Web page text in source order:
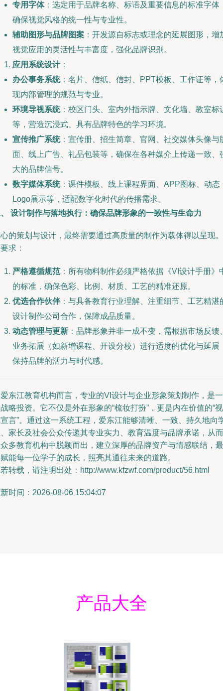
专用字体：选定用于品牌名称、标语及重要信息的标准字体
确保视觉风格的统一性与专业性。
辅助图形与品牌图案 ：开发源自标志或理念的延展图形，增
视觉应用的灵活性与丰富度，强化品牌识别。
应用系统设计：
办公事务系统：名片、信纸、信封、PPT模板、工作证等，
现内部管理的规范与专业。
环境导视系统：校区门头、室内外指示牌、文化墙、教室标
等，营造沉浸式、具有品牌特色的学习环境。
宣传推广系统：宣传册、招生简章、官网、社交媒体头像与
面、线上广告、礼品包装等，确保在各种媒介上传递一致、
大的品牌信号。
数字媒体系统：课件模板、线上课程界面、APP图标、动态
Logo展示等，适配数字化时代的传播需求。
设计制作与落地执行：确保品牌形象的一致性与生命力
的策划与设计，最终需要通过高质量的制作为载体得以呈现。
求：
严格遵循规范：所有物料制作必须严格依据《VI设计手册》
的标准，确保色彩、比例、材质、工艺的精准还原。
优选合作伙伴：与具备教育行业理解、注重细节、工艺精湛
设计制作公司合作，保障成品质量。
动态管理与更新 ：品牌形象并非一成不变，需根据市场反馈
业务拓展（如新增课程、开设分校）进行适度的优化与延展
保持品牌的活力与时代感。
东江教育机构而言，专业的VI设计与企业形象策划制作，是一
略投资。它不仅是外在形象的“梳妆打扮”，更是内在价值的“视
言”。通过这一系统工程，爱东江能够清晰、一致、持久地向
家长及社会公众传递其专业实力、教育温度与品牌承诺，从而
多教育机构中脱颖而出，建立深厚的品牌资产与情感联结，最
能每一位学子的成长，照亮其通往未来的道路。
转载，请注明出处：http://www.kfzwf.com/product/56.html
时间：2026-08-06 15:04:07
产品大全